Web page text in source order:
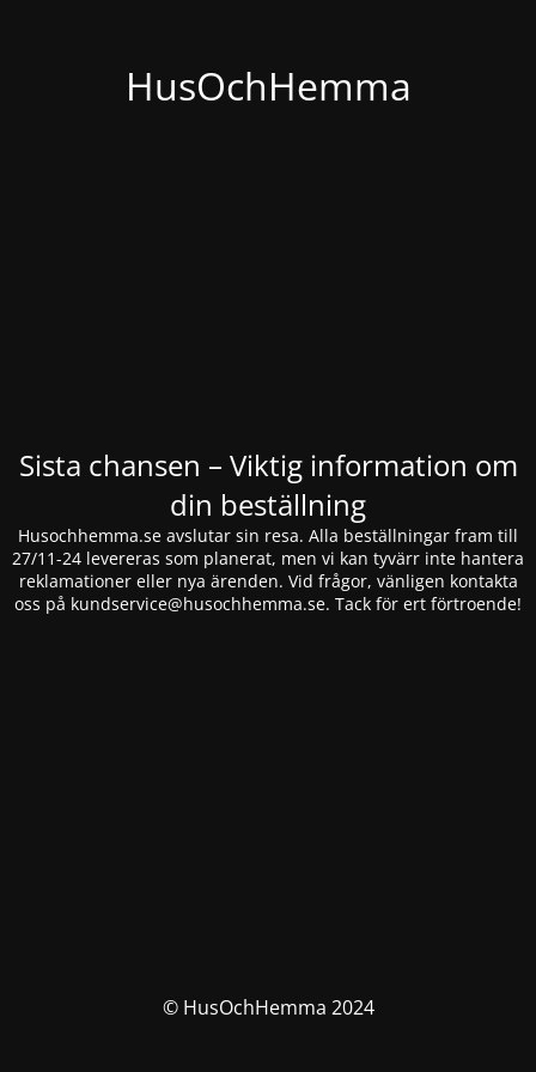
HusOchHemma
Sista chansen – Viktig information om
din beställning
Husochhemma.se avslutar sin resa. Alla beställningar fram till
27/11-24 levereras som planerat, men vi kan tyvärr inte hantera
reklamationer eller nya ärenden. Vid frågor, vänligen kontakta
oss på kundservice@husochhemma.se. Tack för ert förtroende!
© HusOchHemma 2024